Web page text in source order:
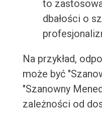
to
dbałości o
Na przykład,
może być
"Szanowny
zależności od